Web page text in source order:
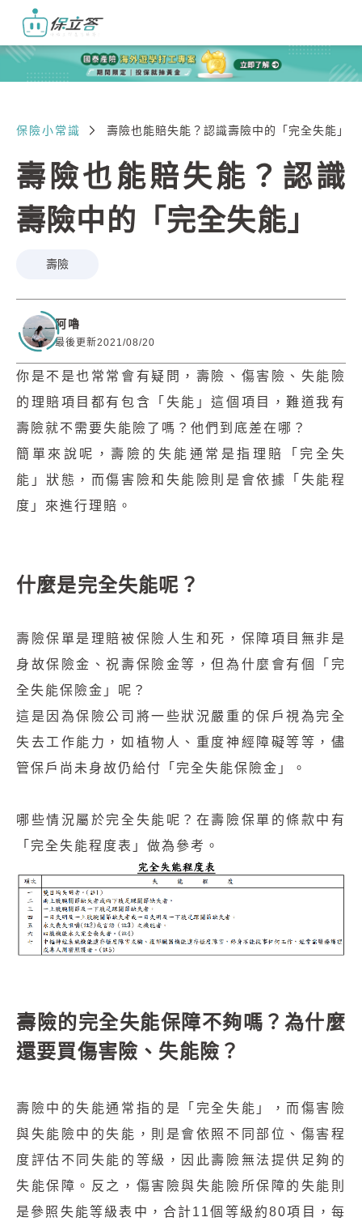
保險小常識 壽險也能賠失能？認識壽險中的「完全失能」
壽險也能賠失能？認識
壽險中的「完全失能」
壽險
阿嚕
最後更新2021/08/20
你是不是也常常會有疑問，壽險、傷害險、失能險
的理賠項目都有包含「失能」這個項目，難道我有
壽險就不需要失能險了嗎？他們到底差在哪？
簡單來說呢，壽險的失能通常是指理賠「完全失
能」狀態，而傷害險和失能險則是會依據「失能程
度」來進行理賠。
什麼是完全失能呢？
壽險保單是理賠被保險人生和死，保障項目無非是
身故保險金、祝壽保險金等，但為什麼會有個「完
全失能保險金」呢？
這是因為保險公司將一些狀況嚴重的保戶視為完全
失去工作能力，如植物人、重度神經障礙等等，儘
管保戶尚未身故仍給付「完全失能保險金」。
哪些情況屬於完全失能呢？在壽險保單的條款中有
「完全失能程度表」做為參考。
壽險的完全失能保障不夠嗎？為什麼
還要買傷害險、失能險？
壽險中的失能通常指的是「完全失能」，而傷害險
與失能險中的失能，則是會依照不同部位、傷害程
度評估不同失能的等級，因此壽險無法提供足夠的
失能保障。反之，傷害險與失能險所保障的失能則
是參照失能等級表中，合計11個等級約80項目，每